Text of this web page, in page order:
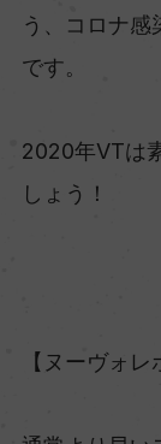
う、コロナ感
です。
2020年VTは
しょう！
【ヌーヴォレ